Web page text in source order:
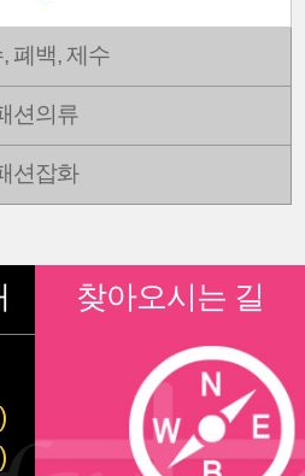
폐백, 제수
션의류
션잡화
찾아오시는 길